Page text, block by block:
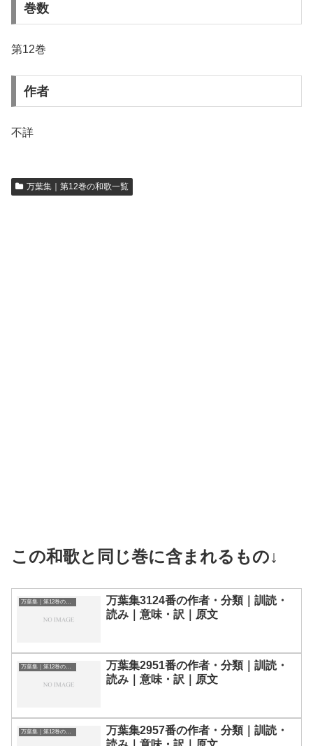
巻数
第12巻
作者
不詳
万葉集｜第12巻の和歌一覧
この和歌と同じ巻に含まれるもの↓
万葉集｜第12巻の和歌一覧
万葉集3124番の作者・分類｜訓読・
読み｜意味・訳｜原文
万葉集｜第12巻の和歌一覧
万葉集2951番の作者・分類｜訓読・
読み｜意味・訳｜原文
万葉集｜第12巻の和歌一覧
万葉集2957番の作者・分類｜訓読・